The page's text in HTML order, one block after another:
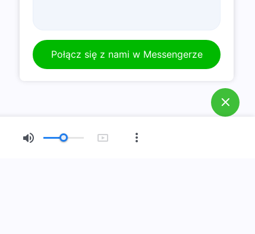
Połącz się z nami w Messengerze